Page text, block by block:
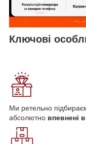
Ключові
Ми ретельно
абсолютно впевнені в